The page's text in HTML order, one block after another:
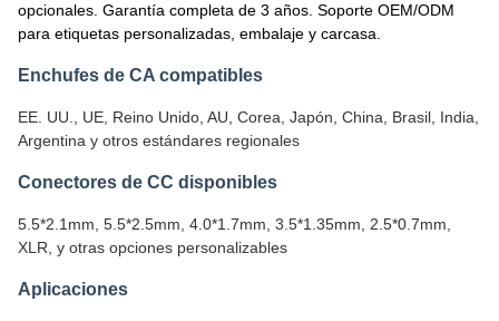
opcionales. Garantía completa de 3 años. Soporte OEM/ODM
para etiquetas personalizadas, embalaje y carcasa.
Enchufes de CA compatibles
EE. UU., UE, Reino Unido, AU, Corea, Japón, China, Brasil, India,
Argentina y otros estándares regionales
Conectores de CC disponibles
5.5*2.1mm, 5.5*2.5mm, 4.0*1.7mm, 3.5*1.35mm, 2.5*0.7mm,
XLR, y otras opciones personalizables
Aplicaciones